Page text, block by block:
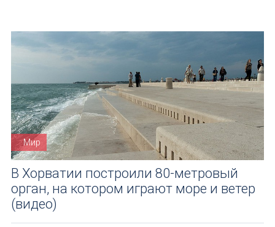
Мир
В Хорватии построили 80-метровый
орган, на котором играют море и ветер
(видео)